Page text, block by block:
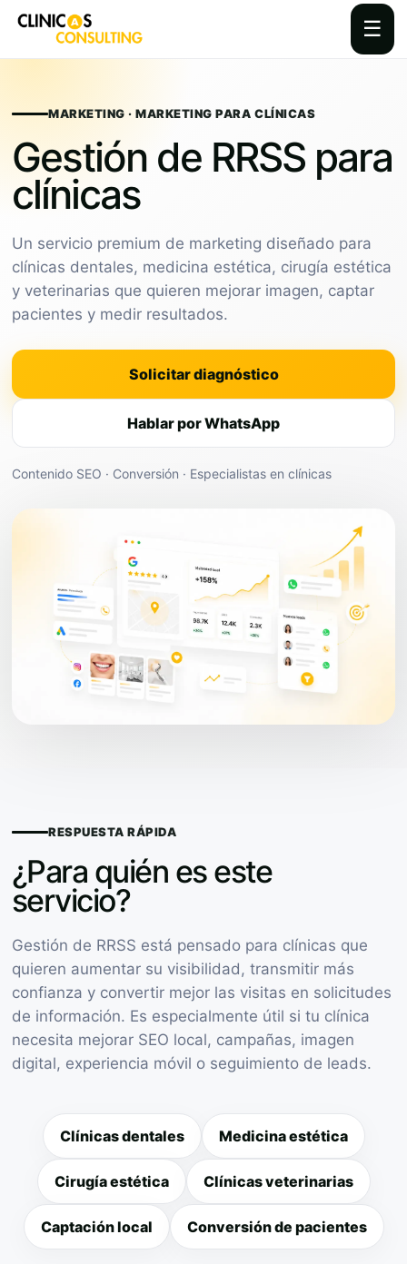
☰
contentMARKETING · MARKETING PARA CLÍNICAS
Gestión de RRSS para
clínicas
Un servicio premium de marketing diseñado para
clínicas dentales, medicina estética, cirugía estética
y veterinarias que quieren mejorar imagen, captar
pacientes y medir resultados.
Solicitar diagnóstico
Hablar por WhatsApp
Contenido SEO · Conversión · Especialistas en clínicas
RESPUESTA RÁPIDA
¿Para quién es este
servicio?
Gestión de RRSS está pensado para clínicas que
quieren aumentar su visibilidad, transmitir más
confianza y convertir mejor las visitas en solicitudes
de información. Es especialmente útil si tu clínica
necesita mejorar SEO local, campañas, imagen
digital, experiencia móvil o seguimiento de leads.
Clínicas dentales Medicina estética
Cirugía estética Clínicas veterinarias
Captación local Conversión de pacientes